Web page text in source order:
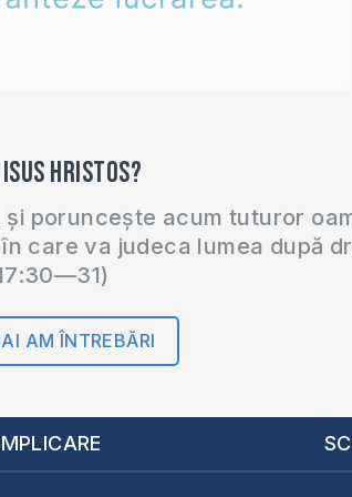
Hristos?
poruncește acum tuturor
care va judeca lumea după
AM ÎNTREBĂRI